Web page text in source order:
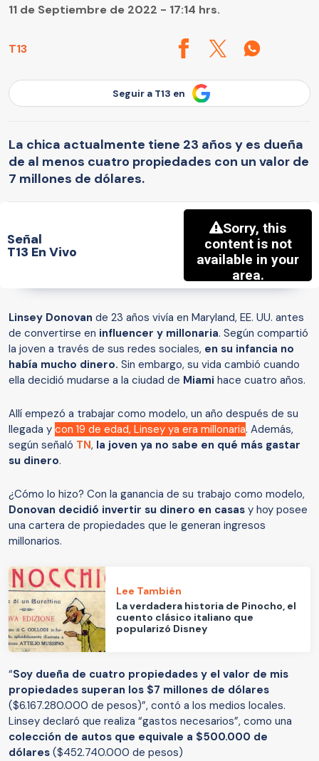
T13
11 de Septiembre de 2022 - 17:14 hrs.
Seguir a T13 en
La chica actualmente tiene 23 años y es dueña
de al menos cuatro propiedades con un valor de
7 millones de dólares.
Señal
T13 En Vivo
Linsey Donovan de 23 años vivía en Maryland, EE. UU. antes
de convertirse en influencer y millonaria. Según compartió
la joven a través de sus redes sociales, en su infancia no
había mucho dinero. Sin embargo, su vida cambió cuando
ella decidió mudarse a la ciudad de Miami hace cuatro años.
Allí empezó a trabajar como modelo, un año después de su
llegada y con 19 de edad, Linsey ya era millonaria. Además,
según señaló TN, la joven ya no sabe en qué más gastar
su dinero.
¿Cómo lo hizo? Con la ganancia de su trabajo como modelo,
Donovan decidió invertir su dinero en casas y hoy posee
una cartera de propiedades que le generan ingresos
millonarios.
Lee También
La verdadera historia de Pinocho, el
cuento clásico italiano que
popularizó Disney
“Soy dueña de cuatro propiedades y el valor de mis
propiedades superan los $7 millones de dólares
($6.167.280.000 de pesos)”, contó a los medios locales.
Linsey declaró que realiza “gastos necesarios”, como una
colección de autos que equivale a $500.000 de
dólares ($452.740.000 de pesos)